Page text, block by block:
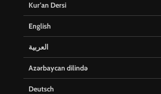
Kur’an Dersi
English
العربية
Azərbaycan dilində
Deutsch